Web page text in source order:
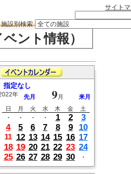
サイト
施設別検索
ント情報）
指定なし
年 先月 9月
来月
日
月 火 水 木 金
土
・
・ ・ ・ 1 2
3
4
5 6 7 8 9 10
11 12 13 14 15 16 17
18 19 20 21 22 23 24
25 26 27 28 29 30 ・